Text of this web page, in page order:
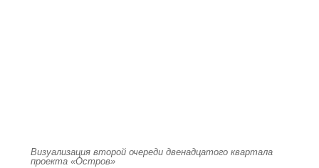
Визуализация второй очереди двенадцатого квартала
проекта «Остров»